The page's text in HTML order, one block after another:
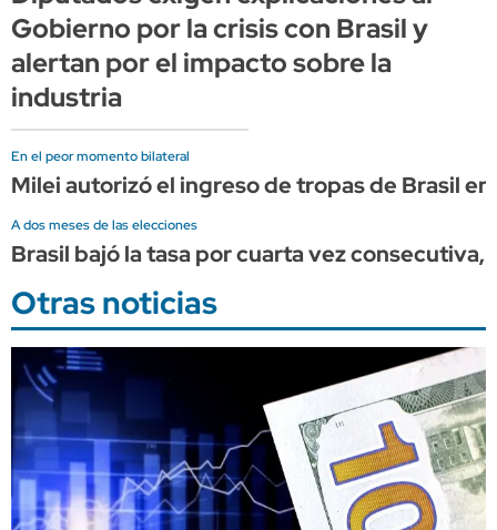
Gobierno por la crisis con Brasil y
alertan por el impacto sobre la
industria
En el peor momento bilateral
Milei autorizó el ingreso de tropas de Brasil
A dos meses de las elecciones
Brasil bajó la tasa por cuarta vez
Otras noticias